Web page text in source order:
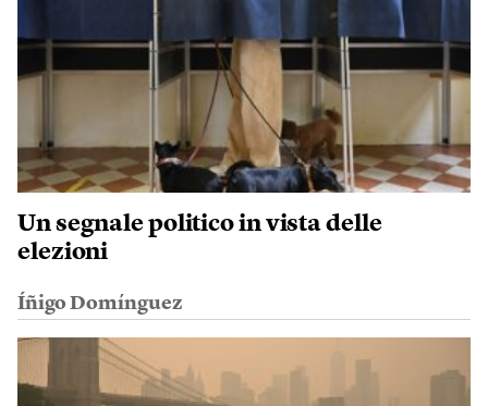
Un segnale politico in vista delle
elezioni
Íñigo Domínguez